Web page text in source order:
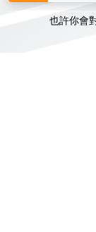
也許你會